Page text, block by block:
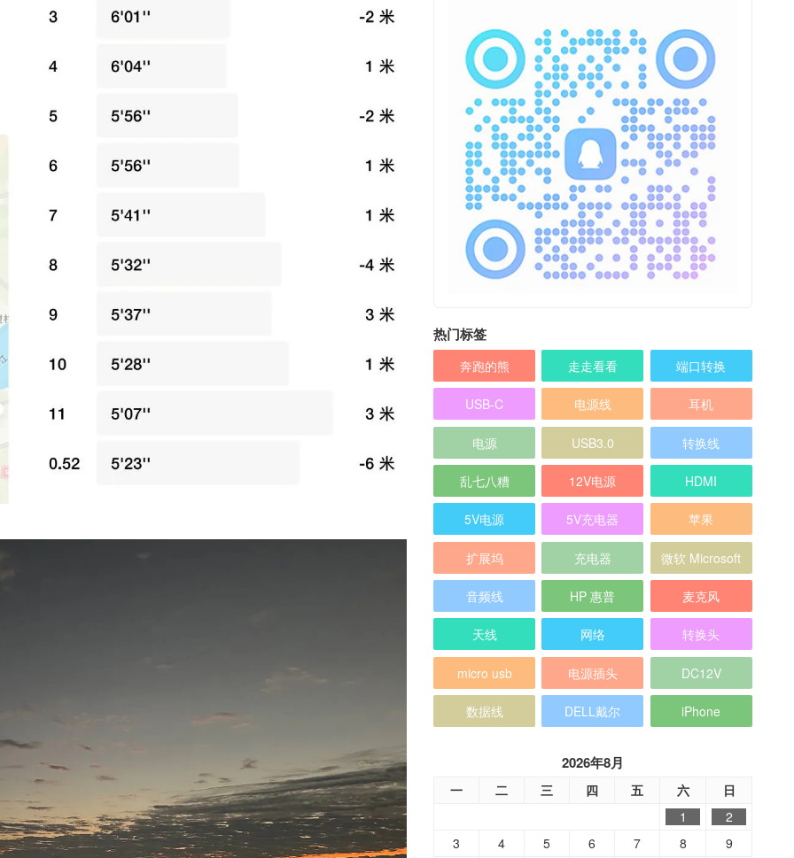
热门标签
奔跑的熊 走走看看 端口转换
USB-C 电源线 耳机
电源 USB3.0 转换线
乱七八糟 12V电源 HDMI
5V电源 5V充电器 苹果
扩展坞 充电器 微软 Microsoft
音频线 HP 惠普 麦克风
天线 网络 转换头
micro usb 电源插头 DC12V
数据线 DELL戴尔 iPhone
2026年8月
一 二 三 四 五 六
日
1
2
3
4 5 6 7 8 9